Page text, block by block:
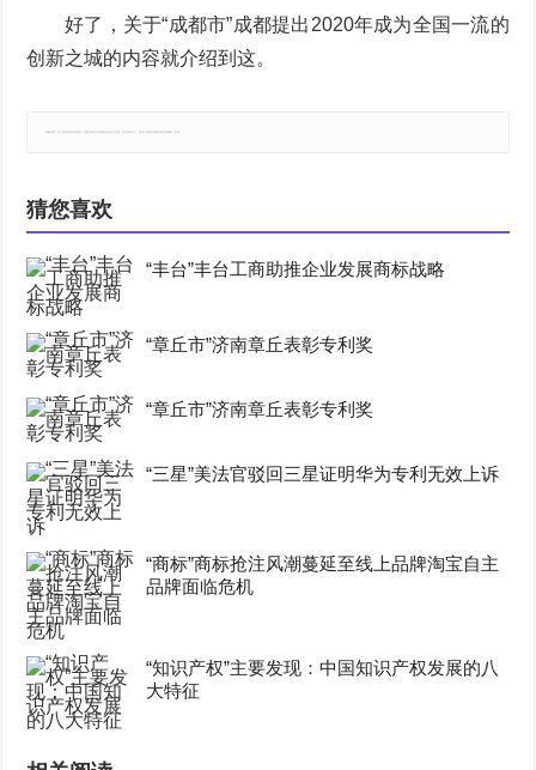
好了，关于“成都市”成都提出2020年成为全国一流的
创新之城的内容就介绍到这。
猜您喜欢
“丰台”丰台工商助推企业发展商标战略
“章丘市”济南章丘表彰专利奖
“章丘市”济南章丘表彰专利奖
“三星”美法官驳回三星证明华为专利无效上诉
“商标”商标抢注风潮蔓延至线上品牌淘宝自主
品牌面临危机
“知识产权”主要发现：中国知识产权发展的八
大特征